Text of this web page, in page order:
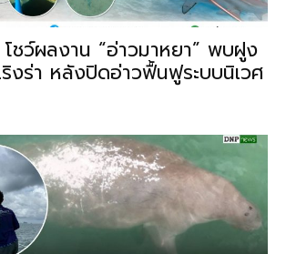
ชว์ผลงาน “อ่าวมาหยา” พบฝูง
งร่า หลังปิดอ่าวฟื้นฟูระบบนิเวศ